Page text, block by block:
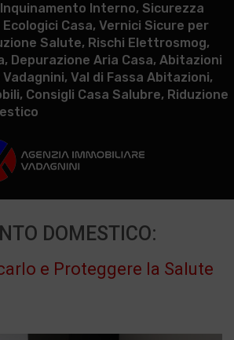
Interno, Sicurezza
Casa, Vernici Sicure per
Salute, Rischi Elettrosmog,
Depurazione Aria Casa, Abitazioni
Val di Fassa Abitazioni,
Consigli Casa Salubre, Riduzione
DOMESTICO:
e Proteggere la Salute